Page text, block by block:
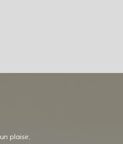
plaisir,